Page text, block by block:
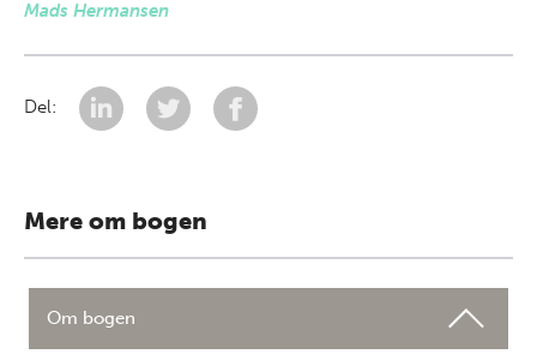
Mads Hermansen
Del:
Mere om bogen
Om bogen